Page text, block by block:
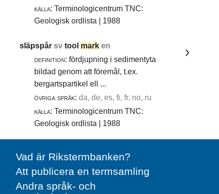
källa: Terminologicentrum TNC:
Geologisk ordlista | 1988
släpspårsvtool mark en
definition: fördjupning i sedimentyta
bildad genom att föremål, t.ex.
bergartspartikel ell ...
övriga språk: da, de, es, fi, fr, no, ru
källa: Terminologicentrum TNC:
Geologisk ordlista | 1988
Vad är Rikstermbanken?
Att publicera en termsamling
Andra språk- och